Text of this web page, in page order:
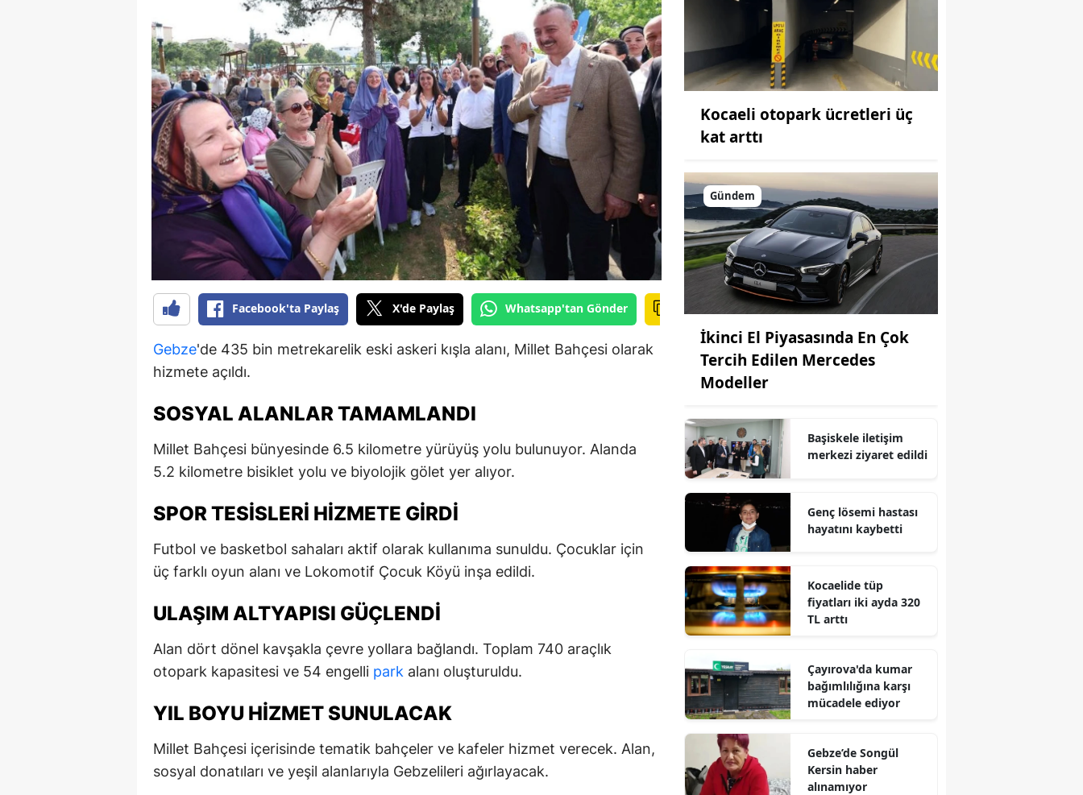
Bilecik
Bingöl
Bitlis
Bolu
Bursa
Çanakkale
Çankırı
Çorum
Denizli
Diyarbakır
Erzincan
Eskişehir
Giresun
Gümüşhane
Hatay
Isparta
İstanbul
Facebook'ta Paylaş X'de Paylaş Whatsapp'tan Gönder
Gebze'de 435 bin metrekarelik eski askeri kışla alanı, Millet Bahçesi olarak
hizmete açıldı.
SOSYAL ALANLAR TAMAMLANDI
Millet Bahçesi bünyesinde 6.5 kilometre yürüyüş yolu bulunuyor. Alanda
5.2 kilometre bisiklet yolu ve biyolojik gölet yer alıyor.
SPOR TESISLERI HIZMETE GIRDI
Futbol ve basketbol sahaları aktif olarak kullanıma sunuldu. Çocuklar için
üç farklı oyun alanı ve Lokomotif Çocuk Köyü inşa edildi.
ULAŞIM ALTYAPISI GÜÇLENDI
Alan dört dönel kavşakla çevre yollara bağlandı. Toplam 740 araçlık
otopark kapasitesi ve 54 engelli park alanı oluşturuldu.
YIL BOYU HIZMET SUNULACAK
Millet Bahçesi içerisinde tematik bahçeler ve kafeler hizmet verecek. Alan,
sosyal donatıları ve yeşil alanlarıyla Gebzelileri ağırlayacak.
Kocaeli otopark ücretleri üç
kat arttı
Gündem
İkinci El Piyasasında En Çok
Tercih Edilen Mercedes
Modeller
Başiskele iletişim
merkezi ziyaret edildi
Genç lösemi hastası
hayatını kaybetti
Kocaelide tüp
fiyatları iki ayda 320
TL arttı
Çayırova'da kumar
bağımlılığına karşı
mücadele ediyor
Gebze’de Songül
Kersin haber
alınamıyor